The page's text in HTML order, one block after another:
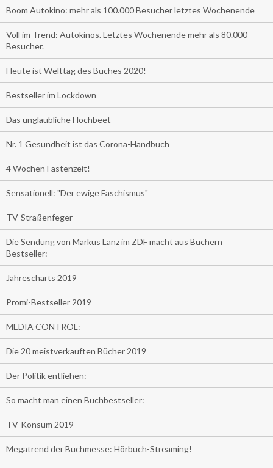
Boom Autokino: mehr als 100.000 Besucher letztes Wochenende
Voll im Trend: Autokinos. Letztes Wochenende mehr als 80.000
Besucher.
Heute ist Welttag des Buches 2020!
Bestseller im Lockdown
Das unglaubliche Hochbeet
Nr. 1 Gesundheit ist das Corona-Handbuch
4 Wochen Fastenzeit!
Sensationell: "Der ewige Faschismus"
TV-Straßenfeger
Die Sendung von Markus Lanz im ZDF macht aus Büchern
Bestseller:
Jahrescharts 2019
Promi-Bestseller 2019
MEDIA CONTROL:
Die 20 meistverkauften Bücher 2019
Der Politik entliehen:
So macht man einen Buchbestseller:
TV-Konsum 2019
Megatrend der Buchmesse: Hörbuch-Streaming!